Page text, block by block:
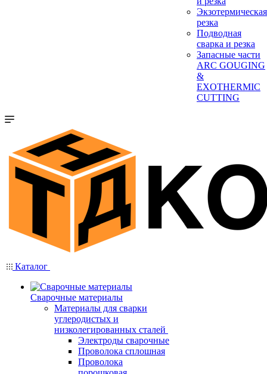
Экзотермическая
резка
Подводная
сварка и резка
Запасные части
ARC GOUGING
&
EXOTHERMIC
CUTTING
Каталог
Сварочные материалы
Материалы для сварки
углеродистых и
низколегированных сталей
Электроды сварочные
Проволока сплошная
Проволока